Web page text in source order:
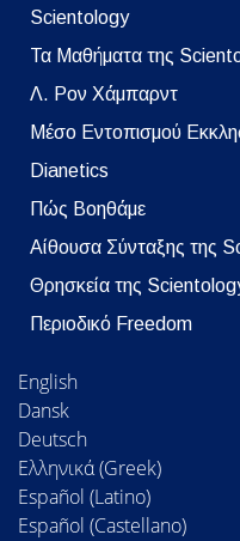
Scientology
Τα Μαθήματα της
Λ. Ρον Χάμπαρντ
Μέσο Εντοπισμού
Dianetics
Πώς Βοηθάμε
Αίθουσα Σύνταξης της
Θρησκεία της
Περιοδικό Freedom
English
Dansk
Deutsch
Ελληνικά (Greek)
Español (Latino)
Español (Castellano)